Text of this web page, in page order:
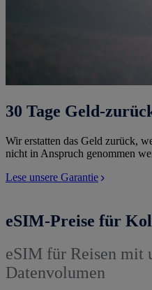
30 Tage Geld-
Wir erstatten das Geld zurück,
nicht in Anspruch genommen
Lese unsere Garantie
eSIM-Preise für
eSIM für Reisen mit
Datenvolumen